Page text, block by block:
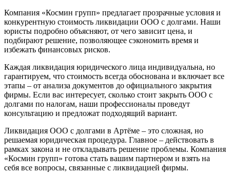
Компания «Космин групп» предлагает прозрачные условия и
конкурентную стоимость ликвидации ООО с долгами. Наши
юристы подробно объясняют, от чего зависит цена, и
подбирают решение, позволяющее сэкономить время и
избежать финансовых рисков.
Каждая ликвидация юридического лица индивидуальна, но
гарантируем, что стоимость всегда обоснована и включает все
этапы – от анализа документов до официального закрытия
фирмы. Если вас интересует, сколько стоит закрыть ООО с
долгами по налогам, наши профессионалы проведут
консультацию и предложат подходящий вариант.
Ликвидация ООО с долгами в Артёме – это сложная, но
решаемая юридическая процедура. Главное – действовать в
рамках закона и не откладывать решение проблемы. Компания
«Космин групп» готова стать вашим партнером и взять на
себя все вопросы, связанные с ликвидацией фирмы.